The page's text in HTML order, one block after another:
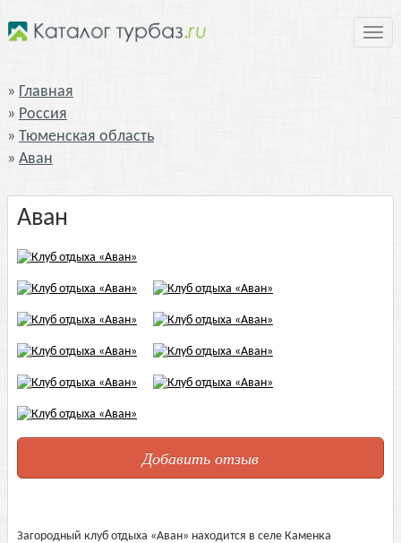
Главная
Россия
Тюменская область
Аван
Аван
Добавить отзыв
Загородный клуб отдыха «Аван» находится в селе Каменка